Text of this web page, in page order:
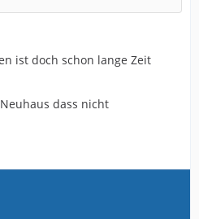
ist doch schon lange Zeit
dass nicht